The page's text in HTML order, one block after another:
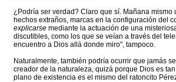
¿Podría ser verdad? Claro que sí. Mañana
hechos extraños, marcas en la configuración del
explicarse mediante la actuación de una
discutibles, como los que se veían a través del
encuentro a Dios allá donde miro", tampoco.
Naturalmente, también podría ocurrir que jamás
creador de la naturaleza, quizá porque Dios es
plano de existencia es el mismo del ratoncito